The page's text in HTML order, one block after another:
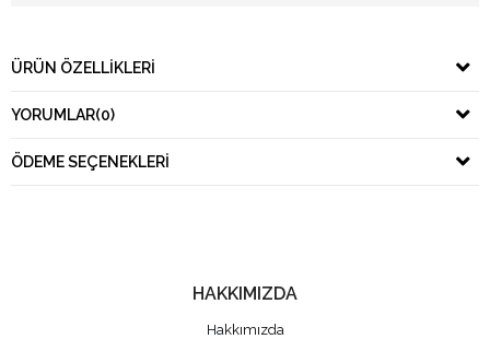
ÜRÜN ÖZELLIKLERI
YORUMLAR(0)
ÖDEME SEÇENEKLERI
HAKKIMIZDA
Hakkımızda